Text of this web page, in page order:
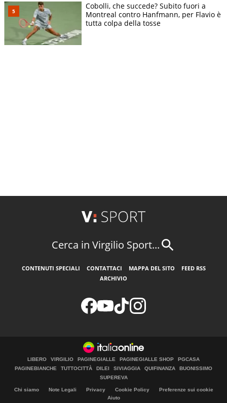
Cobolli, che succede? Subito fuori a
Montreal contro Hanfmann, per Flavio è
tutta colpa della tosse
Cerca in Virgilio Sport...
CONTENUTI SPECIALI CONTATTACI MAPPA DEL SITO
FEED RSS
ARCHIVIO
LIBERO VIRGILIO PAGINEGIALLE PAGINEGIALLE SHOP
PGCASA
PAGINEBIANCHE
TUTTOCITTÀ DILEI SIVIAGGIA QUIFINANZA
BUONISSIMO
SUPEREVA
Chi siamo Note Legali Privacy Cookie Policy
Preferenze sui cookie
Aiuto